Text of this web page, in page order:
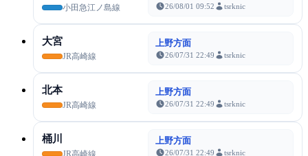
小田急江ノ島線 26/08/01 09:52 tsrknic
大宮
JR高崎線
上野方面
26/07/31 22:49 tsrknic
北本
JR高崎線
上野方面
26/07/31 22:49 tsrknic
桶川
JR高崎線
上野方面
26/07/31 22:49 tsrknic